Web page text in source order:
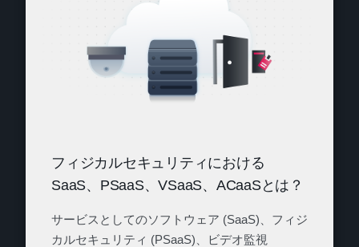
フィジカルセキュリティにおける
SaaS、PSaaS、VSaaS、ACaaSとは？
サービスとしてのソフトウェア (SaaS)、フィジ
カルセキュリティ (PSaaS)、ビデオ監視